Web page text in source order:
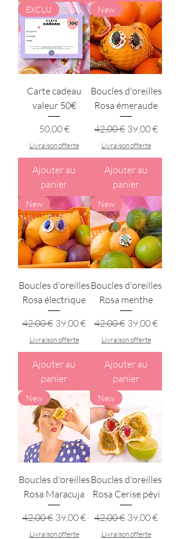
EXCLU
Carte cadeau
valeur 50€
Prix
50,00 €
Livraison offerte
Ajouter au
panier
New
Boucles d'oreilles
Rosa émeraude
Prix original
42,00 € Prix
39,00 €
Livraison offerte
Ajouter au
panier
New
Boucles d'oreilles
Rosa électrique
Prix original
42,00 € Prix promotionnel
39,00 €
Livraison offerte
Ajouter au
panier
New
Boucles d'oreilles
Rosa menthe
Prix original
42,00 € Prix
39,00 €
Livraison offerte
Ajouter au
panier
New
Boucles d'oreilles
Rosa Maracuja
Prix original
42,00 € Prix promotionnel
39,00 €
Livraison offerte
New
Boucles d'oreilles
Rosa Cerise péyi
Prix original
42,00 € Prix
39,00 €
Livraison offerte